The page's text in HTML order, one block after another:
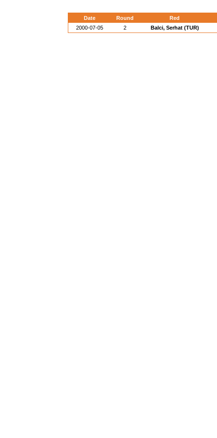
Date Round
Red
2000-07-05
2 Balci, Serhat (TUR)